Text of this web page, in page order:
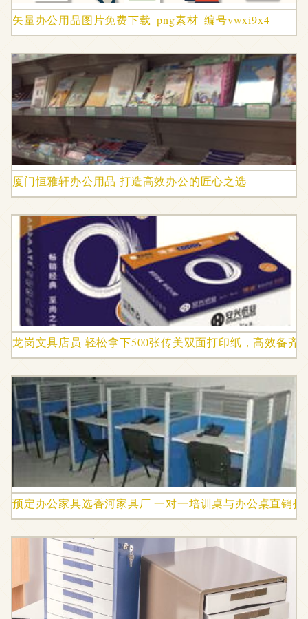
矢量办公用品图片免费下载_png素材_编号vwxi9x4
厦门恒雅轩办公用品 打造高效办公的匠心之选
龙岗文具店员 轻松拿下500张传美双面打印纸，高效备齐
预定办公家具选香河家具厂 一对一培训桌与办公桌直销指